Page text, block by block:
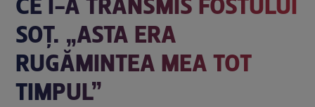
SOȚ. „ASTA ERA
RUGĂMINTEA MEA TOT
TIMPUL”